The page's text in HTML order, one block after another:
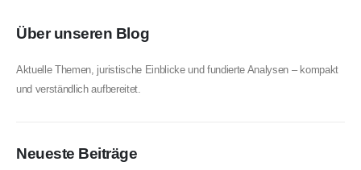
Über unseren Blog
Aktuelle Themen, juristische Einblicke und fundierte Analysen – kompakt
und verständlich aufbereitet.
Neueste Beiträge